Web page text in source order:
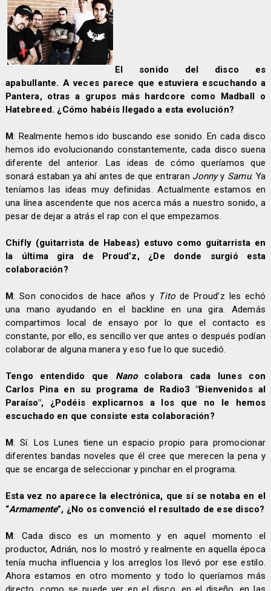
El sonido del disco es
apabullante. A veces parece que estuviera escuchando a
Pantera, otras a grupos más hardcore como Madball o
Hatebreed. ¿Cómo habéis llegado a esta evolución?
M: Realmente hemos ido buscando ese sonido. En cada disco
hemos ido evolucionando constantemente, cada disco suena
diferente del anterior. Las ideas de cómo queríamos que
sonará estaban ya ahí antes de que entraran Jonnyy Samu. Ya
teníamos las ideas muy definidas. Actualmente estamos en
una línea ascendente que nos acerca más a nuestro sonido, a
pesar de dejar a atrás el rap con el que empezamos.
Chifly (guitarrista de Habeas) estuvo como guitarrista en
la última gira de Proud’z, ¿De donde surgió esta
colaboración?
M: Son conocidos de hace años y Tito de Proud’z les echó
una mano ayudando en el backline en una gira. Además
compartimos local de ensayo por lo que el contacto es
constante, por ello, es sencillo ver que antes o después podían
colaborar de alguna manera y eso fue lo que sucedió.
Tengo entendido que Nanocolabora cada lunes con
Carlos Pina en su programa de Radio3 "Bienvenidos al
Paraíso", ¿Podéis explicarnos a los que no le hemos
escuchado en que consiste esta colaboración?
M: Sí. Los Lunes tiene un espacio propio para promocionar
diferentes bandas noveles que él cree que merecen la pena y
que se encarga de seleccionar y pinchar en el programa.
Esta vez no aparece la electrónica, que sí se notaba en el
“Armamente”, ¿No os convenció el resultado de ese disco?
M: Cada disco es un momento y en aquel momento el
productor, Adrián, nos lo mostró y realmente en aquella época
tenía mucha influencia y los arreglos los llevó por ese estilo.
Ahora estamos en otro momento y todo lo queríamos más